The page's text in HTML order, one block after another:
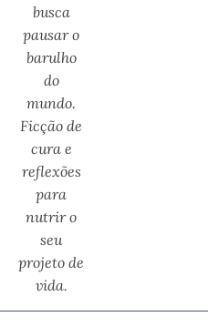
busca
pausar o
barulho
do
mundo.
Ficção de
cura e
reflexões
para
nutrir o
seu
projeto de
vida.